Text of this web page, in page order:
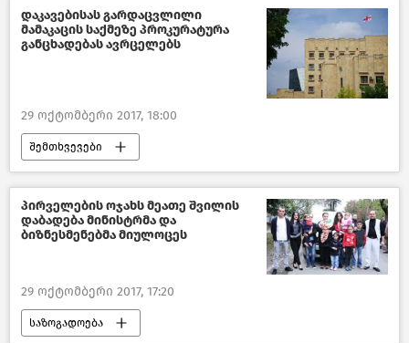
საქართველო
დაკავებისას გარდაცვლილი
მამაკაცის საქმეზე პროკურატურა
განცხადებას ავრცელებს
29 ოქტომბერი 2017, 18:00
შემთხვევები
შემთხვევები საქართველოში –2018
საქართველო
პირველების ოჯახს მეათე შვილის
დაბადება მინისტრმა და
ბიზნესმენებმა მიულოცეს
29 ოქტომბერი 2017, 17:20
საზოგადოება